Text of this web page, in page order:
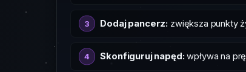
Dodaj pancerz: zwiększa punkty
Skonfiguruj napęd: wpływa na